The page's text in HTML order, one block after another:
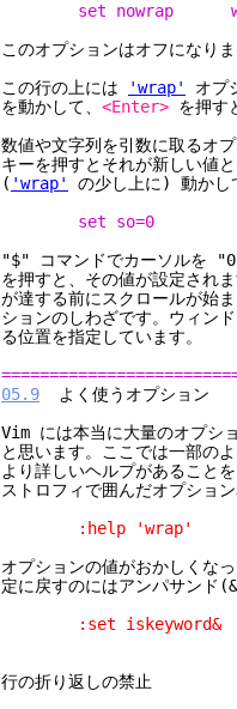
set nowrap
このオプションはオフになり
この行の上には
'wrap'
オプ
を動かして、 <Enter> を押す
数値や文字列を引数に取るオ
キーを押すとそれが新しい値
( 'wrap'
の少し上に) 動かし
set so=0
"$" コマンドでカーソルを
を押すと、その値が設定され
が達する前にスクロールが始
ションのしわざです。ウィン
る位置を指定しています。
05.9 よく使うオプション
Vim には本当に大量のオプシ
と思います。ここでは一部の
より詳しいヘルプがあること
ストロフィで囲んだオプショ
:help 'wrap'
オプションの値がおかしくな
定に戻すのにはアンパサンド
:set iskeyword&
行の折り返しの禁止